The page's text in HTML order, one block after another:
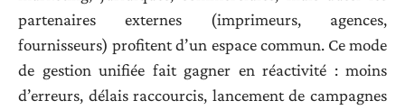
partenaires externes (imprimeurs, agences,
fournisseurs) profitent d’un espace commun. Ce mode
de gestion unifiée fait gagner en réactivité : moins
d’erreurs, délais raccourcis, lancement de campagnes